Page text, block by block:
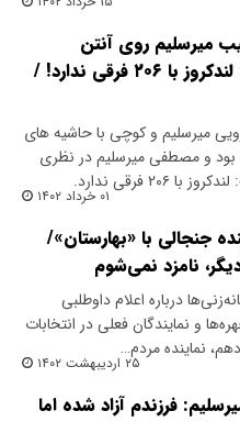
میرسلیم روی آنتن
تلویزیون: لندکروز با ۲۰۶ فرقی ندارد! /
میرسلیم و کوچی با حاشیه های
بود و مصطفی میرسلیم در نظری
۲۰۶ فرقی ندارد.
۰۱ خرداد ۱۴۰۲
جنجالی با «بهارستان»/
نامزد نمی‌شوم
درباره اعلام داوطلبی
و نمایندگان فعلی در انتخابات
نماینده مردم…
۲۵ اردیبهشت ۱۴۰۲
فرزندم آزاد شده اما